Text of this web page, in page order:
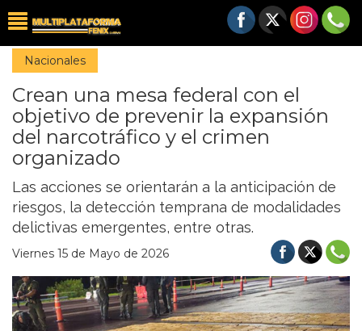
Nacionales
Crean una mesa federal con el
objetivo de prevenir la expansión
del narcotráfico y el crimen
organizado
Las acciones se orientarán a la anticipación de
riesgos, la detección temprana de modalidades
delictivas emergentes, entre otras.
Viernes 15 de Mayo de 2026